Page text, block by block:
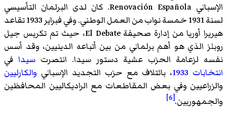
الإسباني Renovación Española. كان لدى البرلمان التأسيسي
لسنة 1931 خمسة نواب من العمل الوطني. وفي فبراير 1933 تقاعد
هيريرا أوريا من إدارة صحيفة El Debate، حيث تم تكريس جيل
روبلز الذي هو أهم برلماني من بين أتباعه الدينيين، وقد أسس
نفسه لزعامة الحزب عشية دستور سيدا. انتصرت سيدا في
انتخابات 1933
، بائتلاف مع حزب التجديد الإسباني والكارليين
والزراعيين وفي بعض المقاطعات مع الراديكاليين المحافظين
والجمهوريين.[6]